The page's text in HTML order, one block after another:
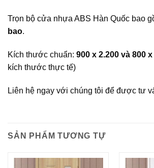
Trọn bộ cửa nhựa ABS Hàn Quốc bao
bao.
Kích thước chuẩn: 900 x 2.200 và 800
kích thước thực tế)
Liên hệ ngay với chúng tôi để được tư
SẢN PHẨM TƯƠNG TỰ